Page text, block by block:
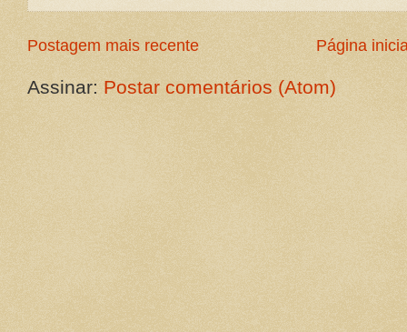
Postagem mais recente Página
Assinar: Postar comentários (Atom)